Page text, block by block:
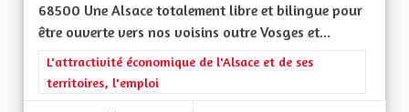
68500 Une Alsace totalement libre et bilingue pour
être ouverte vers nos voisins outre Vosges et...
Filtrer les résultats de la catégorie : L'attractivité
L'attractivité économique de l'Alsace et de ses
territoires, l'emploi